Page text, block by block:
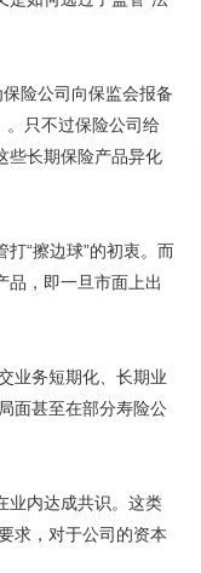
险公司向保监会报备
。只不过保险公司给
些长期保险产品异化
“擦边球”的初衷。而
品，即一旦市面上出
务短期化、长期业
面甚至在部分寿险公
内达成共识。这类
求，对于公司的资本